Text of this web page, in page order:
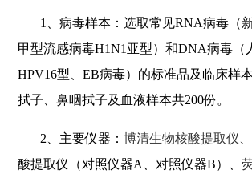
1
、病毒样本：选取常见RNA病毒（
甲型流感病毒H1N1亚型）和DNA病毒（
HPV16型、EB病毒）的标准品及临床样
拭子、鼻咽拭子及血液样本共200份。
2 、主要仪器：博清生物核酸提取仪
酸提取仪（对照仪器A、对照仪器B）、